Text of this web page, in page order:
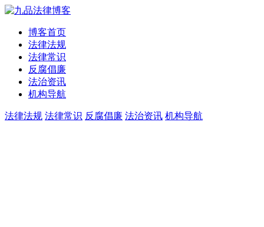
博客首页
法律法规
法律常识
反腐倡廉
法治资讯
机构导航
法律法规 法律常识 反腐倡廉 法治资讯 机构导航